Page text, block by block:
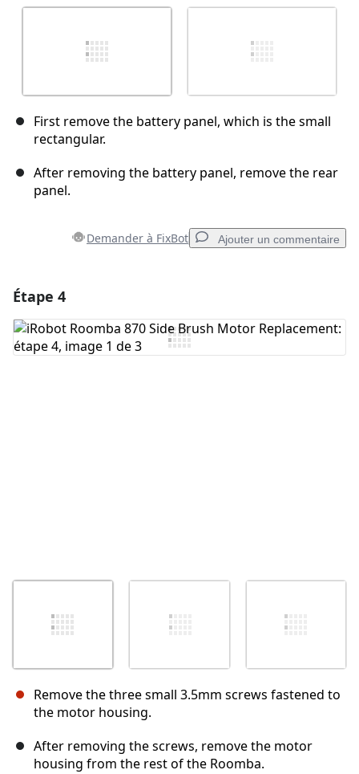
First remove the battery panel, which is the small
rectangular.
After removing the battery panel, remove the rear
panel.
Demander à FixBot Ajouter un commentaire
Ajouter un commentaire
Étape 4
Remove the three small 3.5mm screws fastened to
the motor housing.
After removing the screws, remove the motor
housing from the rest of the Roomba.